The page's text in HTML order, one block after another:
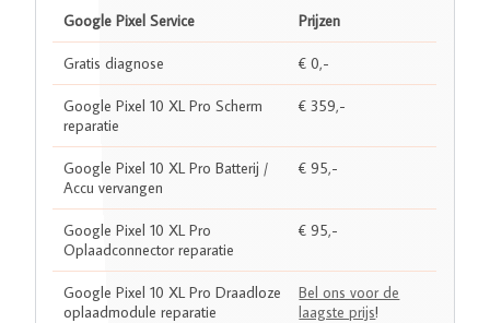
Google Pixel Service Prijzen
Gratis diagnose € 0,-
Google Pixel 10 XL Pro Scherm
reparatie
€ 359,-
Google Pixel 10 XL Pro Batterij /
Accu vervangen
€ 95,-
Google Pixel 10 XL Pro
Oplaadconnector reparatie
€ 95,-
Google Pixel 10 XL Pro Draadloze
oplaadmodule reparatie
Bel ons voor de
laagste prijs!